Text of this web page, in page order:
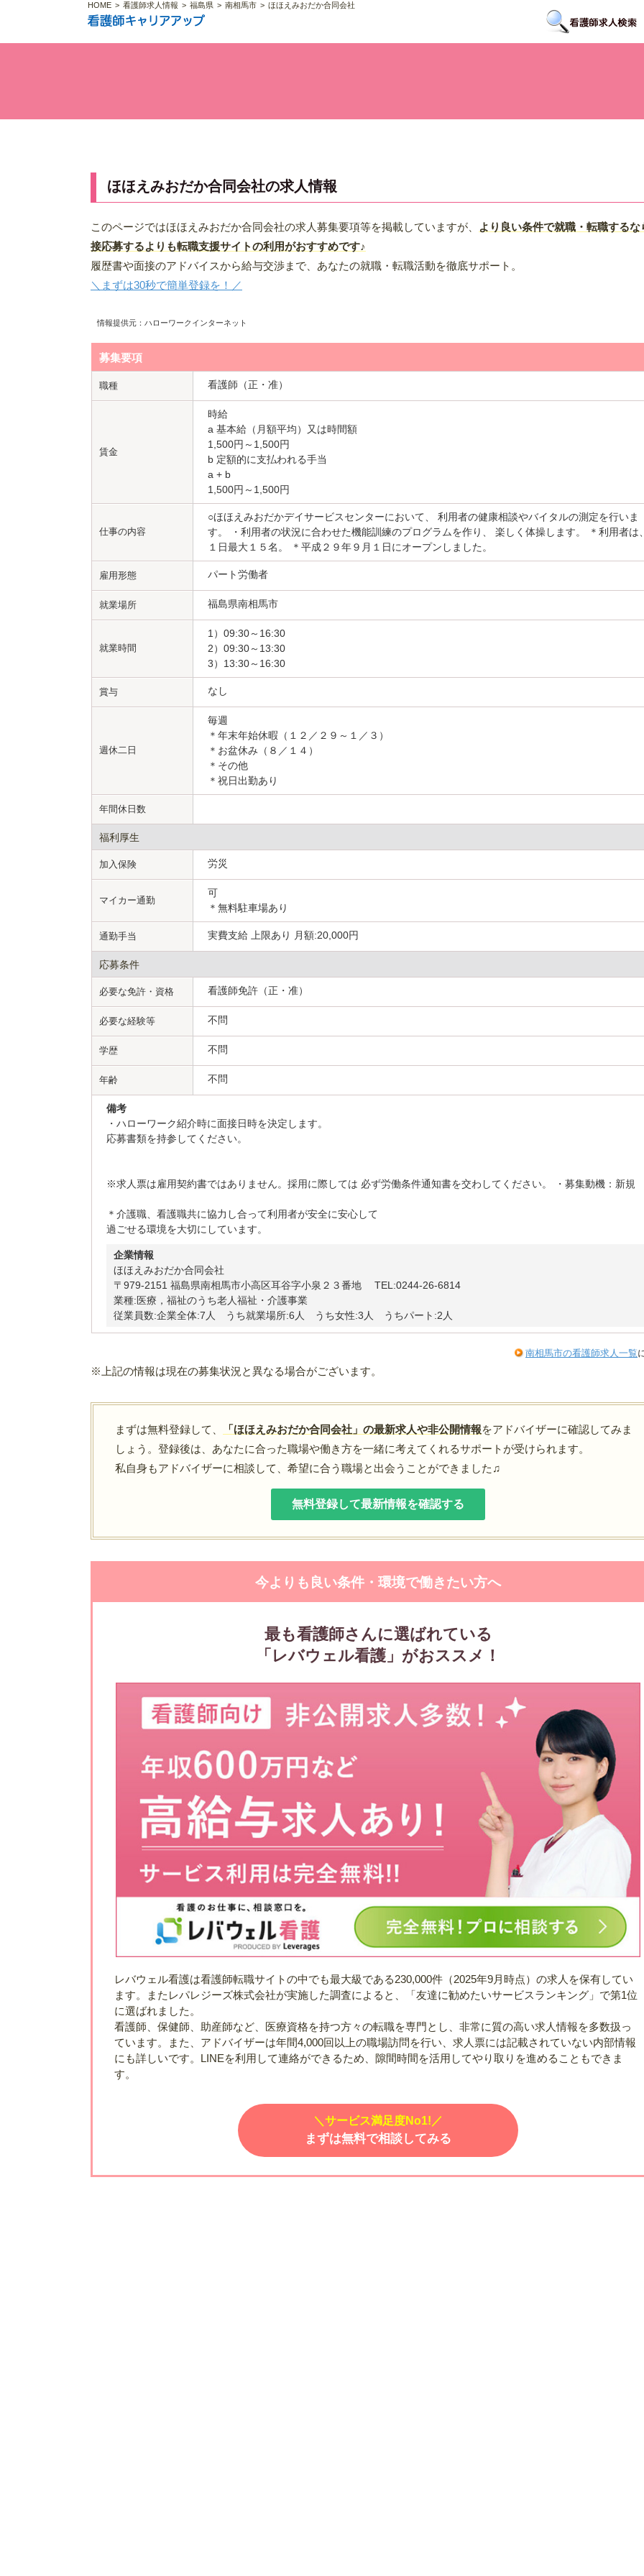
ほほえみおだか合同会社の求人情報
このページではほほえみおだか合同会社の求人募集要項等を掲載していますが、
より良い条件で就職・転職するな
接応募するよりも転職支援サイトの利用がおすすめです♪
履歴書や面接のアドバイスから給与交渉まで、あなたの就職・転職活動を徹底サポート。
＼まずは30秒で簡単登録を！／
情報提供元：ハローワークインターネット
募集要項
職種 看護師（正・准）
賃金
時給
a 基本給（月額平均）又は時間額
1,500円～1,500円
b 定額的に支払われる手当
a + b
1,500円～1,500円
仕事の内容
○ほほえみおだかデイサービスセンターにおいて、 利用者の健康相談やバイタルの測定を行いま
す。 ・利用者の状況に合わせた機能訓練のプログラムを作り、 楽しく体操します。 ＊利用者は
１日最大１５名。 ＊平成２９年９月１日にオープンしました。
雇用形態 パート労働者
就業場所 福島県南相馬市
就業時間
1）09:30～16:30
2）09:30～13:30
3）13:30～16:30
賞与 なし
週休二日
毎週
＊年末年始休暇（１２／２９～１／３）
＊お盆休み（８／１４）
＊その他
＊祝日出勤あり
年間休日数
福利厚生
加入保険 労災
マイカー通勤
可
＊無料駐車場あり
通勤手当 実費支給 上限あり 月額:20,000円
応募条件
必要な免許・資格 看護師免許（正・准）
必要な経験等 不問
学歴 不問
年齢 不問
備考
・ハローワーク紹介時に面接日時を決定します。
応募書類を持参してください。
※求人票は雇用契約書ではありません。採用に際しては 必ず労働条件通知書を交わしてください。 ・募集動機：新規
＊介護職、看護職共に協力し合って利用者が安全に安心して
過ごせる環境を大切にしています。
企業情報
ほほえみおだか合同会社
〒979-2151 福島県南相馬市小高区耳谷字小泉２３番地 TEL:0244-26-6814
業種:医療，福祉のうち老人福祉・介護事業
従業員数:企業全体:7人 うち就業場所:6人 うち女性:3人 うちパート:2人
南相馬市の看護師求人一覧
※上記の情報は現在の募集状況と異なる場合がございます。
まずは無料登録して、 「ほほえみおだか合同会社」の最新求人や非公開情報をアドバイザーに確認してみま
しょう。登録後は、あなたに合った職場や働き方を一緒に考えてくれるサポートが受けられます。
私自身もアドバイザーに相談して、希望に合う職場と出会うことができました♫
無料登録して最新情報を確認する
今よりも良い条件・環境で働きたい方へ
最も看護師さんに選ばれている
「レバウェル看護」がおススメ！
レバウェル看護は看護師転職サイトの中でも最大級である230,000件（2025年9月時点）の求人を保有してい
ます。またレパレジーズ株式会社が実施した調査によると、「友達に勧めたいサービスランキング」で第1位
に選ばれました。
看護師、保健師、助産師など、医療資格を持つ方々の転職を専門とし、非常に質の高い求人情報を多数扱っ
ています。また、アドバイザーは年間4,000回以上の職場訪問を行い、求人票には記載されていない内部情報
にも詳しいです。LINEを利用して連絡ができるため、隙間時間を活用してやり取りを進めることもできま
す。
＼サービス満足度No1!／
まずは無料で相談してみる
HOME 看護師求人情報 福島県 南相馬市 ほほえみおだか合同会社